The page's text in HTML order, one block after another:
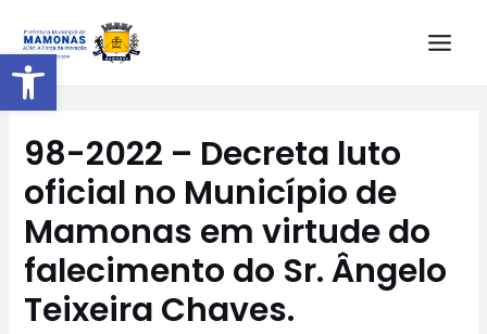
Barra de Ferramentas Aberta
98-2022 – Decreta luto
oficial no Município de
Mamonas em virtude do
falecimento do Sr. Ângelo
Teixeira Chaves.